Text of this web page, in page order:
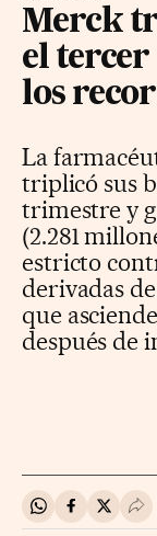
Merck
el
los
La
triplicó sus
trimestre y
(2.281
estricto
derivadas
que
después de
Compartir en
Compartir